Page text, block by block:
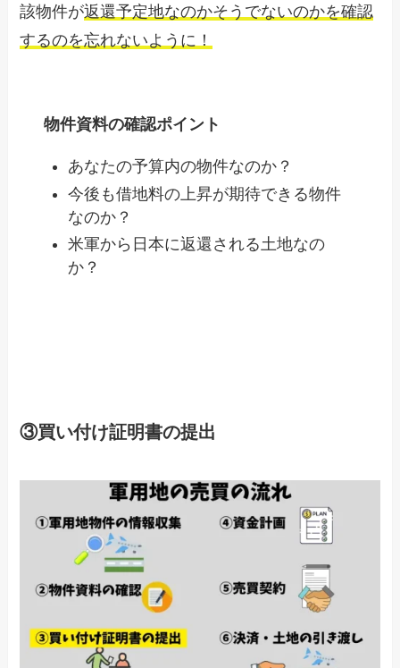
該物件が返還予定地なのかそうでないのかを確認
するのを忘れないように！
物件資料の確認ポイント
あなたの予算内の物件なのか？
今後も借地料の上昇が期待できる物件
なのか？
米軍から日本に返還される土地なの
か？
③買い付け証明書の提出